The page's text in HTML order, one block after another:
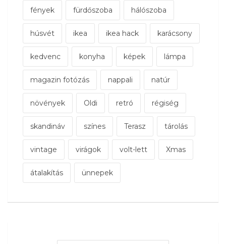
fények fürdőszoba hálószoba
húsvét ikea ikea hack karácsony
kedvenc konyha képek lámpa
magazin fotózás nappali natúr
növények Oldi retró régiség
skandináv színes Terasz tárolás
vintage virágok volt-lett Xmas
átalakítás ünnepek